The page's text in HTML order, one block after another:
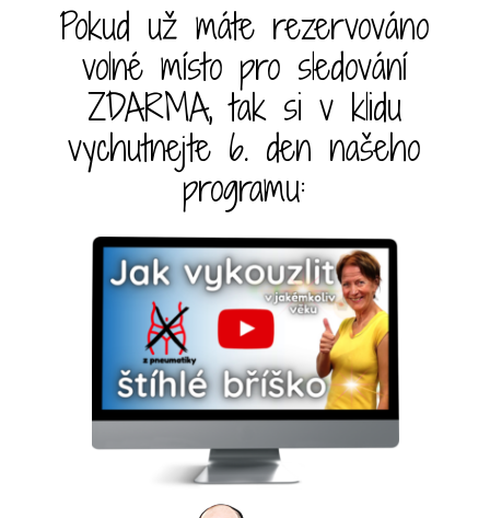
Pokud už máte rezervováno
volné místo pro sledování
ZDARMA, tak si v klidu
vychutnejte 6. den našeho
programu: